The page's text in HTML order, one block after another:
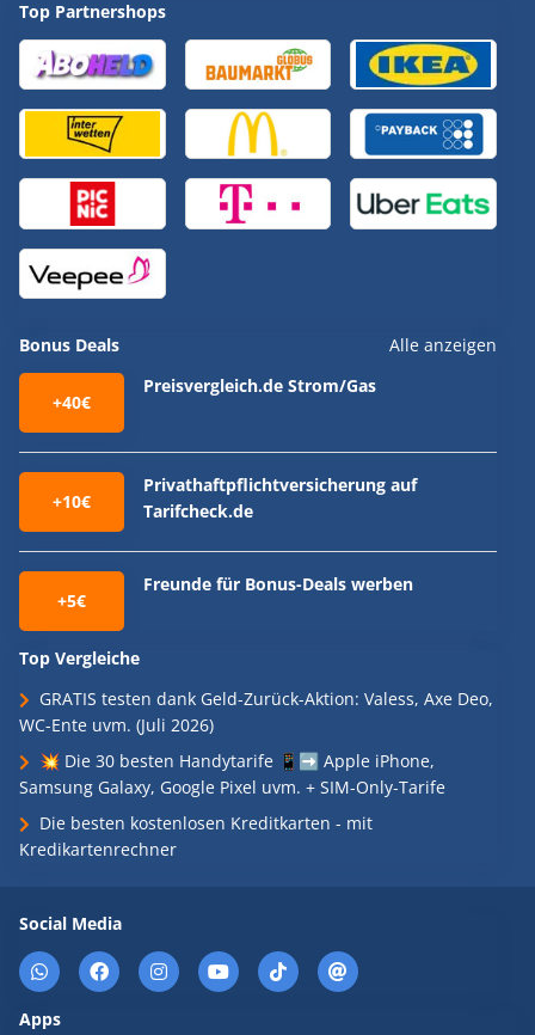
Top Partnershops
Bonus Deals Alle anzeigen
+40€
Preisvergleich.de Strom/Gas
+10€
Privathaftpflichtversicherung auf
Tarifcheck.de
+5€
Freunde für Bonus-Deals werben
Top Vergleiche
GRATIS testen dank Geld-Zurück-Aktion: Valess, Axe Deo,
WC-Ente uvm. (Juli 2026)
💥 Die 30 besten Handytarife 📱➡️ Apple iPhone,
Samsung Galaxy, Google Pixel uvm. + SIM-Only-Tarife
Die besten kostenlosen Kreditkarten - mit
Kredikartenrechner
Social Media
Apps